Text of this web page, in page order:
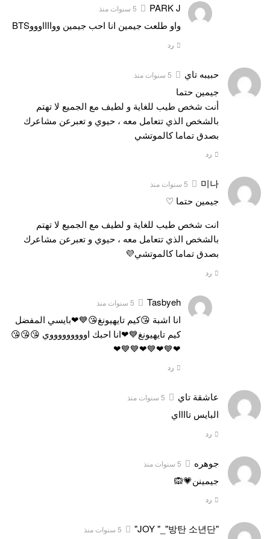
PARK J 5 سنوات منذ
واو طلعت جيمين انا احب جيمين ووااااوووBTS
رد
حبيبه تاي 5 سنوات منذ
جيمين حتما
أنت شخص طيب للغاية و لطيف مع الجميع لا تهتم
بالشخص الذي تتعامل معه ، حيوي و تعبرعن مشاعرك
بصدق تماما كالموتشي
رد
미나 5 سنوات منذ
جيمين حتما ♡
انت شخص طيب للغاية و لطيف مع الجميع لا تهتم
بالشخص الذي تتعامل معه ، حيوي و تعبرعن مشاعرك
بصدق تماما كالموتشي💜
رد
Tasbyeh 5 سنوات منذ
انا اشبة 😘كيم تايهيونغ😘💙❤بايسي المفضل
كيم تايهيونغ💙❤انا احبك اوووووووووي 😘😘😘
❤💙❤💙❤💙💙❤
رد
عاشقة تاي 5 سنوات منذ
البايس تااااي
رد
جوهره 5 سنوات منذ
جيمينن💗🙉
رد
"JOY "_"방탄 소년단" 5 سنوات منذ